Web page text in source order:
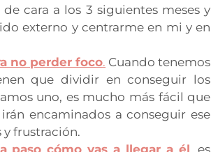
cara a los 3 siguientes meses y
externo y centrarme en mi y en
no perder foco. Cuando tenemos
que dividir en conseguir los
uno, es mucho más fácil que
encaminados a conseguir ese
frustración.
paso cómo vas a llegar a él, es